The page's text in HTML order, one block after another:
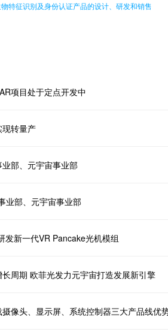
特征识别及身份认证产品的设计、研发和销售
项目处于定点开发中
转量产
部、元宇宙事业部
业部、元宇宙事业部
发新一代VR Pancake光机模组
周期 欧菲光发力元宇宙打造发展新引擎